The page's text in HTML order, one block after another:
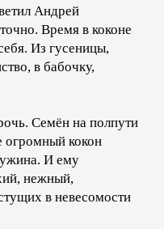
Андрей
Время в коконе
Из гусеницы,
в бабочку,
Семён на полпути
огромный кокон
И ему
нежный,
в невесомости